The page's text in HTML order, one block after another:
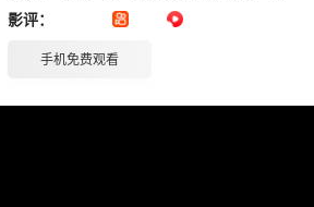
影评：
手机免费观看